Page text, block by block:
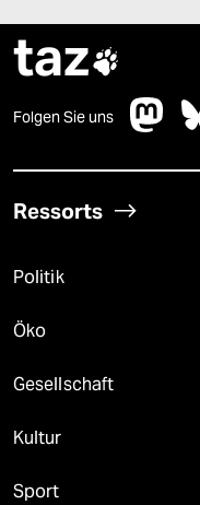
taz
Folgen Sie uns
Ressorts
Politik
Öko
Gesellschaft
Kultur
Sport